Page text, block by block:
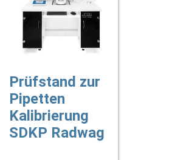
Prüfstand zur
Pipetten
Kalibrierung
SDKP Radwag